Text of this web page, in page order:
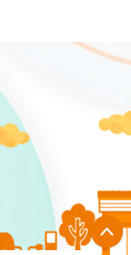
14:30-15:10
業務改革×災害対策～費
用対効果で選ぶ防災クラ
ド最前線～